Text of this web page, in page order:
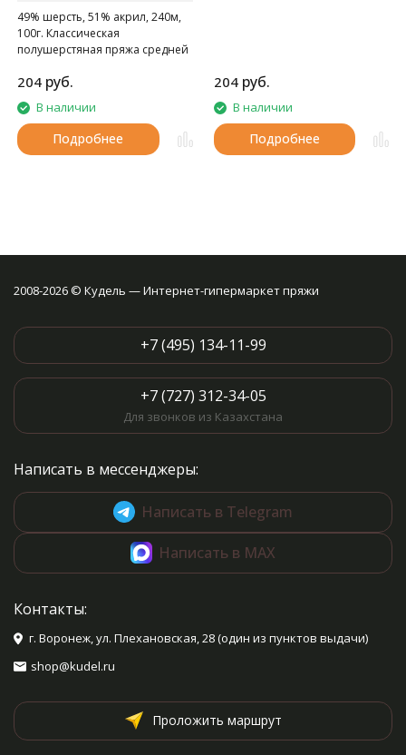
49% шерсть, 51% акрил, 240м,
100г. Классическая
полушерстяная пряжа средней
204 руб.
В наличии
Подробнее
204 руб.
В наличии
Подробнее
2008-2026 © Кудель — Интернет-гипермаркет пряжи
+7 (495) 134-11-99
+7 (727) 312-34-05
Для звонков из Казахстана
Написать в мессенджеры:
Написать в Telegram
Написать в MAX
Контакты:
г. Воронеж, ул. Плехановская, 28 (один из пунктов выдачи)
shop@kudel.ru
Проложить маршрут